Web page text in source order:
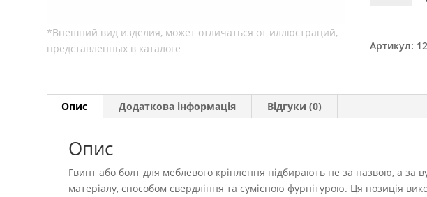
кількість
Артикул:
Опис Додаткова інформація Відгуки (0)
Опис
Гвинт або болт для меблевого кріплення підбирають не за назвою, а за
матеріалу, способом свердління та сумісною фурнітурою. Ця позиція